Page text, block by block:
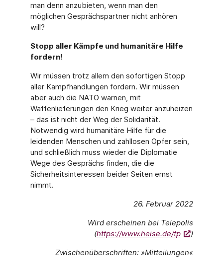
man denn anzubieten, wenn man den
möglichen Gesprächspartner nicht anhören
will?
Stopp aller Kämpfe und humanitäre Hilfe
fordern!
Wir müssen trotz allem den sofortigen Stopp
aller Kampfhandlungen fordern. Wir müssen
aber auch die NATO warnen, mit
Waffenlieferungen den Krieg weiter anzuheizen
– das ist nicht der Weg der Solidarität.
Notwendig wird humanitäre Hilfe für die
leidenden Menschen und zahllosen Opfer sein,
und schließlich muss wieder die Diplomatie
Wege des Gesprächs finden, die die
Sicherheitsinteressen beider Seiten ernst
nimmt.
26. Februar 2022
Wird erscheinen bei Telepolis
(https://www.heise.de/tp
)
Zwischenüberschriften: »Mitteilungen«